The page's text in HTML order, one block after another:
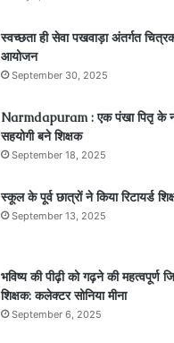
स्वच्छता ही सेवा पखवाड़ा अंतर्गत
आयोजन
September 30, 2025
Narmdapuram : एक पंखा पितृ के
सहयोगी बने शिक्षक
September 18, 2025
स्कूल के पूर्व छात्रों ने किया रिटायर्ड
September 13, 2025
भविष्य की पीढ़ी को गढ़ने की महत्वपूर्ण
शिक्षक: कलेक्टर सोनिया मीना
September 6, 2025